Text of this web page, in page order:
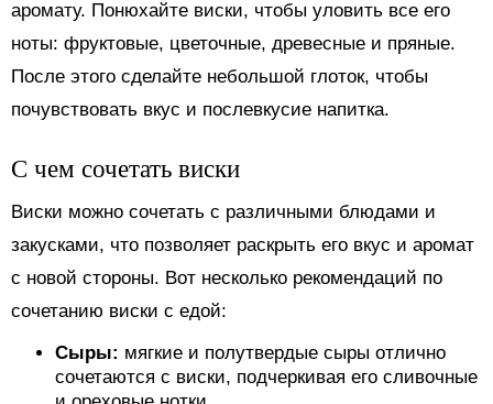
аромату. Понюхайте виски, чтобы уловить все его
ноты: фруктовые, цветочные, древесные и пряные.
После этого сделайте небольшой глоток, чтобы
почувствовать вкус и послевкусие напитка.
С чем сочетать виски
Виски можно сочетать с различными блюдами и
закусками, что позволяет раскрыть его вкус и аромат
с новой стороны. Вот несколько рекомендаций по
сочетанию виски с едой:
Сыры: мягкие и полутвердые сыры отлично
сочетаются с виски, подчеркивая его сливочные